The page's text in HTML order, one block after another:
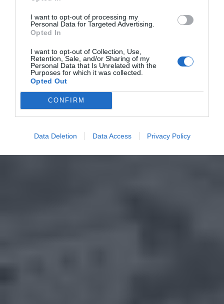
I want to opt-out of processing my
Personal Data for Targeted Advertising.
Opted In
I want to opt-out of Collection, Use,
Retention, Sale, and/or Sharing of my
Personal Data that Is Unrelated with the
Purposes for which it was collected.
Opted Out
CONFIRM
Data Deletion Data Access Privacy Policy